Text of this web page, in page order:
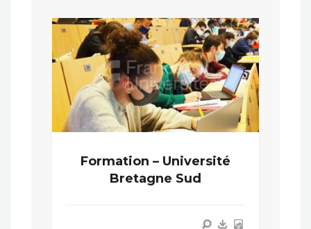
Formation – Université
Bretagne Sud